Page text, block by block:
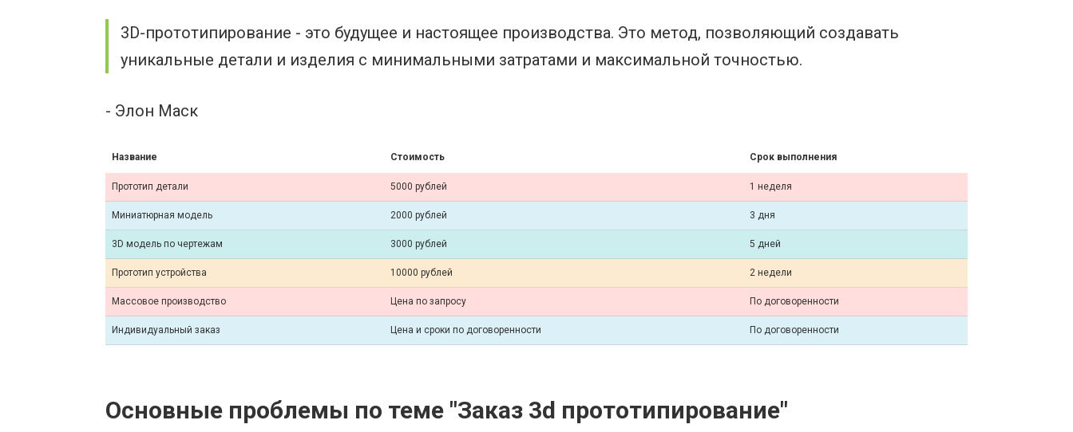
3D-прототипирование - это будущее и настоящее производства. Это метод, позволяющий создавать
уникальные детали и изделия с минимальными затратами и максимальной точностью.
- Элон Маск
Название Стоимость Срок выполнения
Прототип детали 5000 рублей 1 неделя
Миниатюрная модель 2000 рублей 3 дня
3D модель по чертежам 3000 рублей 5 дней
Прототип устройства 10000 рублей 2 недели
Массовое производство Цена по запросу По договоренности
Индивидуальный заказ Цена и сроки по договоренности По договоренности
Основные проблемы по теме "Заказ 3d прототипирование"